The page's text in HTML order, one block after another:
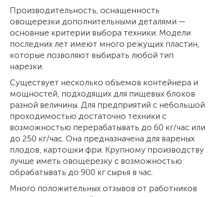
Производительность, оснащенность
овощерезки дополнительными деталями —
основные критерии выбора техники. Модели
последних лет имеют много режущих пластин,
которые позволяют выбирать любой тип
нарезки.
Существует несколько объемов контейнера и
мощностей, подходящих для пищевых блоков
разной величины. Для предприятий с небольшой
проходимостью достаточно техники с
возможностью перерабатывать до 60 кг/час или
до 250 кг/час. Она предназначена для вареных
плодов, картошки фри. Крупному производству
лучше иметь овощерезку с возможностью
обрабатывать до 900 кг сырья в час.
Много положительных отзывов от работников